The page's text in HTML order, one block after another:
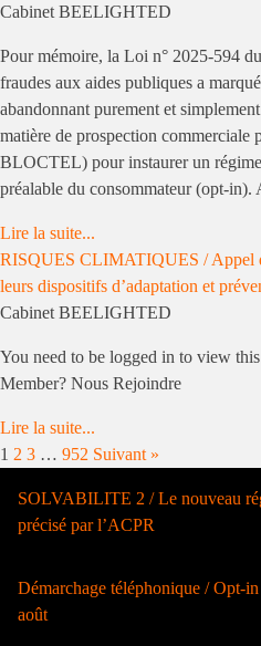
Cabinet BEELIGHTED
Pour mémoire, la Loi n° 2025-594
fraudes aux aides publiques a
abandonnant purement et
matière de prospection commerciale
BLOCTEL) pour instaurer un
préalable du consommateur (opt-
Lire la suite...
RISQUES CLIMATIQUES / Appel
leurs dispositifs d’adaptation et
Cabinet BEELIGHTED
You need to be logged in to view
Member? Nous Rejoindre
Lire la suite...
1 2 3 … 952 Suivant »
SOLVABILITE 2 / Le nouveau
précisé par l’ACPR
Démarchage téléphonique / Opt-
août